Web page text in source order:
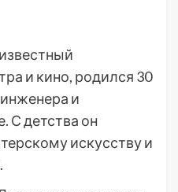
и кино, родился 30
и
С детства он
искусству и